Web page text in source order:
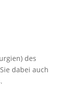
des
dabei auch